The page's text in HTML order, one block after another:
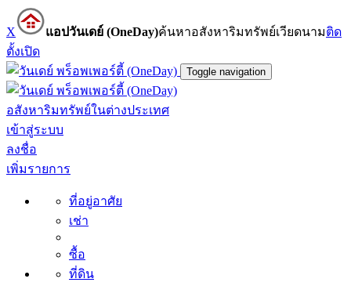
X แอปวันเดย์ (OneDay)ค้นหาอสังหาริมทรัพย์เวียดนามติด
ตั้งเปิด
Toggle navigation
อสังหาริมทรัพย์ในต่างประเทศ
เข้าสู่ระบบ
ลงชื่อ
เพิ่มรายการ
ที่อยู่อาศัย
เช่า
ซื้อ
ที่ดิน